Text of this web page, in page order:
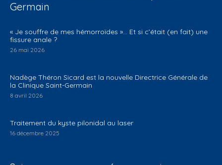
Germain
​« Je souffre de mes hémorroïdes »… Et si c’était (en fait) une
fissure anale ?
26 mai 2026
Nadège Théron Sicard est la nouvelle Directrice Générale de
la Clinique Saint-Germain
8 avril 2026
Traitement du kyste pilonidal au laser
16 décembre 2025